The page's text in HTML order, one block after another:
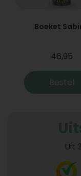
Boeket
46,95
Bestel
Uit